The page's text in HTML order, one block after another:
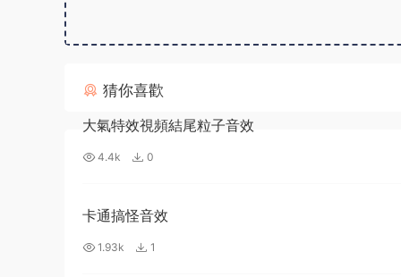
猜你喜歡
大氣特效視頻結尾粒子音效
4.4k 0
卡通搞怪音效
1.93k 1